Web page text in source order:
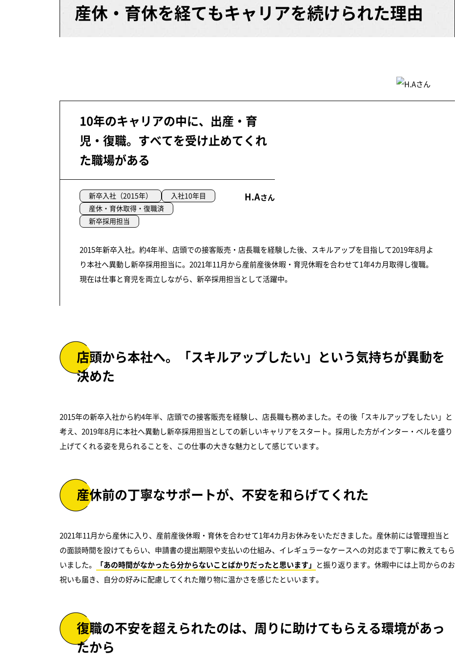
産休・育休を経てもキャリアを続けられた理由
10年のキャリアの中に、出産・育
児・復職。すべてを受け止めてくれ
た職場がある
新卒入社（2015年）
入社10年目
産休・育休取得・復職済
新卒採用担当
H.Aさん
2015年新卒入社。約4年半、店頭での接客販売・店長職を経験した後、スキルアップを目指して2019年8月よ
り本社へ異動し新卒採用担当に。2021年11月から産前産後休暇・育児休暇を合わせて1年4カ月取得し復職。
現在は仕事と育児を両立しながら、新卒採用担当として活躍中。
店頭から本社へ。「スキルアップしたい」という気持ちが異動を
決めた
2015年の新卒入社から約4年半、店頭での接客販売を経験し、店長職も務めました。その後「スキルアップをしたい」と
考え、2019年8月に本社へ異動し新卒採用担当としての新しいキャリアをスタート。採用した方がインター・ベルを盛り
上げてくれる姿を見られることを、この仕事の大きな魅力として感じています。
産休前の丁寧なサポートが、不安を和らげてくれた
2021年11月から産休に入り、産前産後休暇・育休を合わせて1年4カ月お休みをいただきました。産休前には管理担当と
の面談時間を設けてもらい、申請書の提出期限や支払いの仕組み、イレギュラーなケースへの対応まで丁寧に教えてもら
いました。
「あの時間がなかったら分からないことばかりだったと思います」 と振り返ります。休暇中には上司からのお
祝いも届き、自分の好みに配慮してくれた贈り物に温かさを感じたといいます。
復職の不安を超えられたのは、周りに助けてもらえる環境があっ
たから